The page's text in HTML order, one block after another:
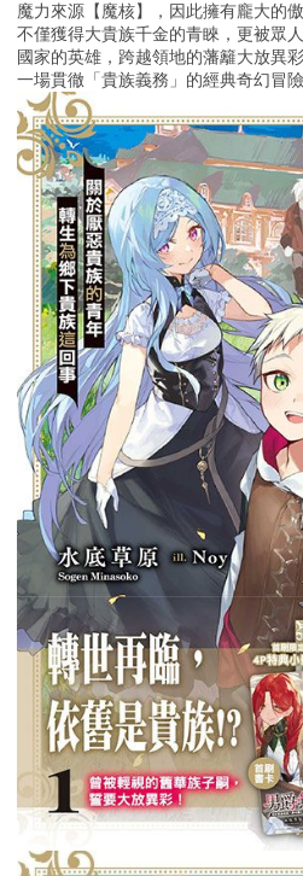
魔力來源【魔核】，因此擁有龐大的傲
不僅獲得大貴族千金的青睞，更被眾
國家的英雄，跨越領地的藩籬大放異
一場貫徹「貴族義務」的經典奇幻冒